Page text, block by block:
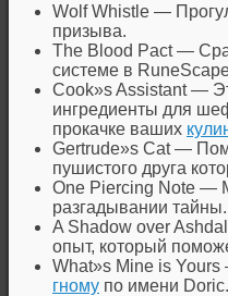
Wolf Whistle —
призыва.
The Blood Pact —
системе в
Cook»s Assistant —
ингредиенты для
прокачке ваших
Gertrude»s Cat —
пушистого друга
One Piercing Note —
разгадывании тайны.
A Shadow over
опыт, который
What»s Mine is Yours
гному по имени Doric.